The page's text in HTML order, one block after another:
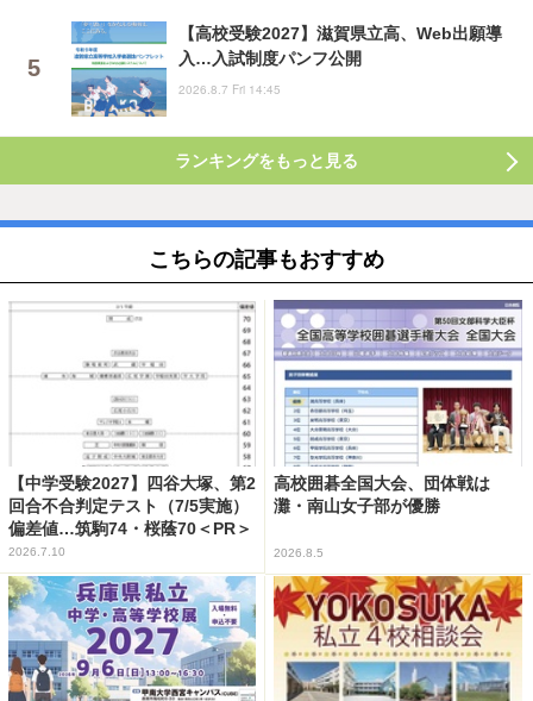
【高校受験2027】滋賀県立高、Web出願導
入…入試制度パンフ公開
2026.8.7 Fri 14:45
ランキングをもっと見る
こちらの記事もおすすめ
【中学受験2027】四谷大塚、第2
回合不合判定テスト（7/5実施）
偏差値…筑駒74・桜蔭70＜PR＞
2026.7.10
高校囲碁全国大会、団体戦は
灘・南山女子部が優勝
2026.8.5